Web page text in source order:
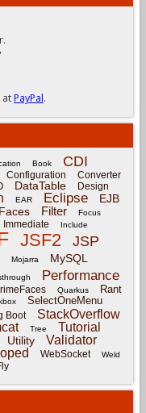
atPayPal.
Book CDI
Configuration Converter
DataTable
Design
EAR Eclipse EJB
Faces Filter Focus
Immediate Include
JSF2 JSP
Mojarra MySQL
Performance
Quarkus Rant
SelectOneMenu
Boot StackOverflow
Tree Tutorial
Utility Validator
WebSocket
Weld